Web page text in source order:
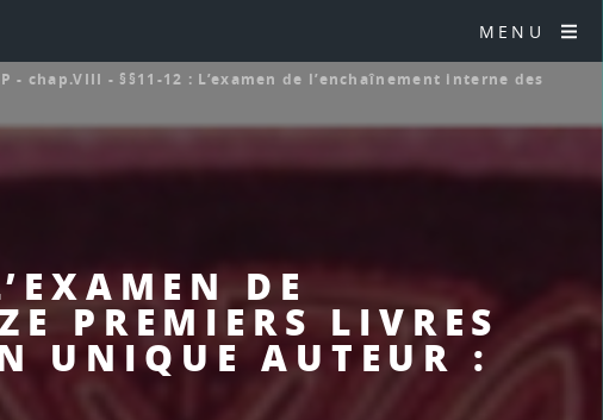
MENU
DE
PREMIERS LIVRES
UNIQUE AUTEUR :
- chap.VIII - §§11-12 : L’examen de l’enchaînement interne des